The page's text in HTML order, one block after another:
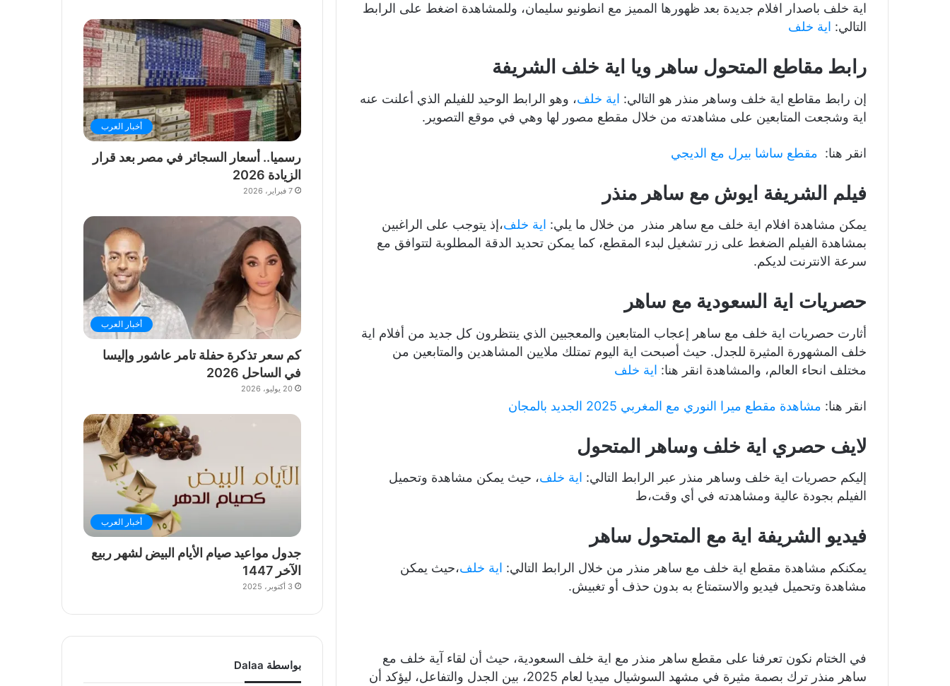
اية خلف باصدار افلام جديدة بعد ظهورها المميز مع انطونيو سليمان، وللمشاهدة اضغط على الرابط
التالي: اية خلف
رابط مقاطع المتحول ساهر ويا اية خلف الشريفة
إن رابط مقاطع اية خلف وساهر منذر هو التالي: اية خلف، وهو الرابط الوحيد للفيلم الذي أعلنت عنه
اية وشجعت المتابعين على مشاهدته من خلال مقطع مصور لها وهي في موقع التصوير.
انقر هنا: مقطع ساشا بيرل مع الديجي
فيلم الشريفة ايوش مع ساهر منذر
يمكن مشاهدة افلام اية خلف مع ساهر منذر من خلال ما يلي: اية خلف،إذ يتوجب على الراغبين
بمشاهدة الفيلم الضغط على زر تشغيل لبدء المقطع، كما يمكن تحديد الدقة المطلوبة لتتوافق مع
سرعة الانترنت لديكم.
حصريات اية السعودية مع ساهر
أثارت حصريات اية خلف مع ساهر إعجاب المتابعين والمعجبين الذي ينتظرون كل جديد من أفلام اية
خلف المشهورة المثيرة للجدل. حيث أصبحت اية اليوم تمتلك ملايين المشاهدين والمتابعين من
مختلف انحاء العالم، والمشاهدة انقر هنا: اية خلف
انقر هنا: مشاهدة مقطع ميرا النوري مع المغربي 2025 الجديد بالمجان
لايف حصري اية خلف وساهر المتحول
إليكم حصريات اية خلف وساهر منذر عبر الرابط التالي: اية خلف، حيث يمكن مشاهدة وتحميل
الفيلم بجودة عالية ومشاهدته في أي وقت،ط
فيديو الشريفة اية مع المتحول ساهر
يمكنكم مشاهدة مقطع اية خلف مع ساهر منذر من خلال الرابط التالي: اية خلف،حيث يمكن
مشاهدة وتحميل فيديو والاستمتاع به بدون حذف أو تغبيش.
في الختام نكون تعرفنا على مقطع ساهر منذر مع اية خلف السعودية، حيث أن لقاء آية خلف مع
ساهر منذر ترك بصمة مثيرة في مشهد السوشيال ميديا لعام 2025، بين الجدل والتفاعل، ليؤكد أن
أخبار العرب
رسميا.. أسعار السجائر في مصر بعد قرار
الزيادة 2026
7 فبراير، 2026
أخبار العرب
كم سعر تذكرة حفلة تامر عاشور وإليسا
في الساحل 2026
20 يوليو، 2026
أخبار العرب
جدول مواعيد صيام الأيام البيض لشهر ربيع
الآخر 1447
3 أكتوبر، 2025
بواسطة Dalaa